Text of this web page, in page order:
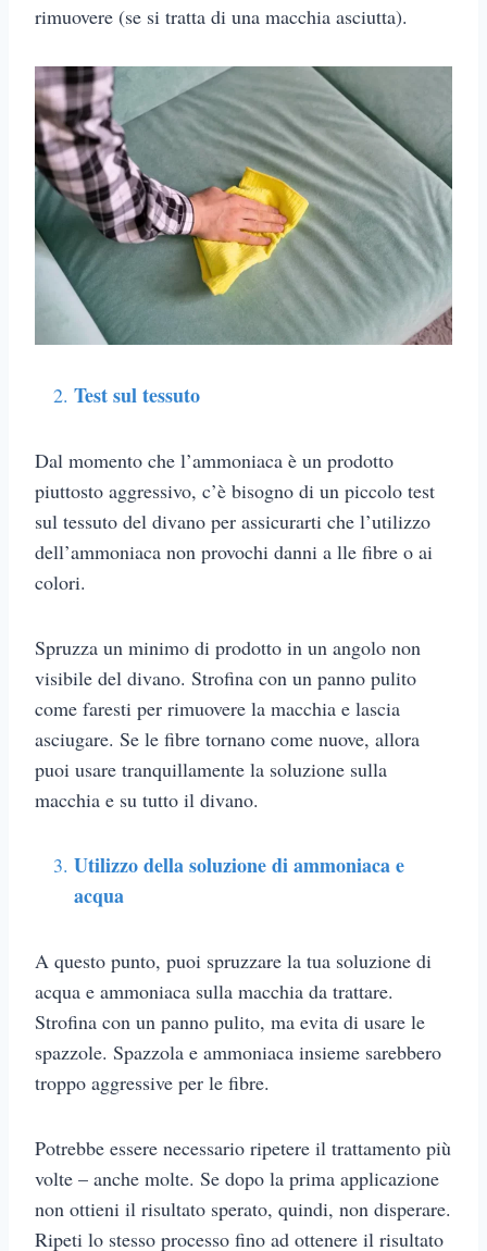
rimuovere (se si tratta di una macchia asciutta).
Test sul tessuto
Dal momento che l’ammoniaca è un prodotto
piuttosto aggressivo, c’è bisogno di un piccolo test
sul tessuto del divano per assicurarti che l’utilizzo
dell’ammoniaca non provochi danni a lle fibre o ai
colori.
Spruzza un minimo di prodotto in un angolo non
visibile del divano. Strofina con un panno pulito
come faresti per rimuovere la macchia e lascia
asciugare. Se le fibre tornano come nuove, allora
puoi usare tranquillamente la soluzione sulla
macchia e su tutto il divano.
Utilizzo della soluzione di ammoniaca e
acqua
A questo punto, puoi spruzzare la tua soluzione di
acqua e ammoniaca sulla macchia da trattare.
Strofina con un panno pulito, ma evita di usare le
spazzole. Spazzola e ammoniaca insieme sarebbero
troppo aggressive per le fibre.
Potrebbe essere necessario ripetere il trattamento più
volte – anche molte. Se dopo la prima applicazione
non ottieni il risultato sperato, quindi, non disperare.
Ripeti lo stesso processo fino ad ottenere il risultato